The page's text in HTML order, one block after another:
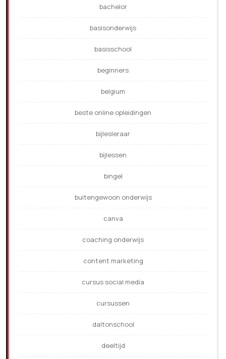
bachelor
basisonderwijs
basisschool
beginners
belgium
beste online opleidingen
bijlesleraar
bijlessen
bingel
buitengewoon onderwijs
canva
coaching onderwijs
content marketing
cursus social media
cursussen
daltonschool
deeltijd